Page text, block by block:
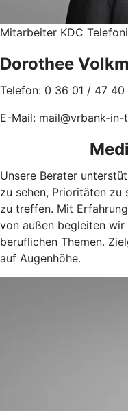
Mitarbeiter KDC
Dorothee
Telefon: 0 36 01 / 47 40
E-Mail: mail@vrbank-in-
Unsere Berater
zu sehen, Prioritäten zu
zu treffen. Mit
von außen begleiten
beruflichen Themen.
auf Augenhöhe.